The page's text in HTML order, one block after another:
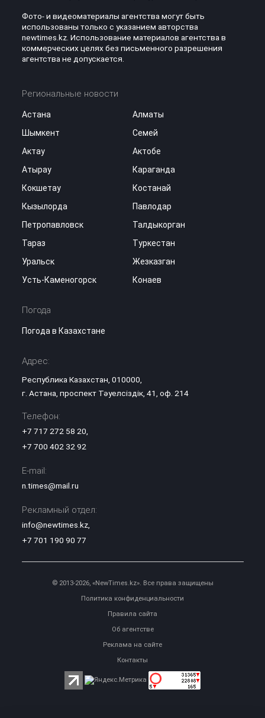
Фото- и видеоматериалы агентства могут быть
использованы только с указанием авторства
newtimes.kz. Использование материалов агентства в
коммерческих целях без письменного разрешения
агентства не допускается.
Региональные новости
Астана
Алматы
Шымкент
Семей
Актау
Актобе
Атырау
Караганда
Кокшетау
Костанай
Кызылорда
Павлодар
Петропавловск
Талдыкорган
Тараз
Туркестан
Уральск
Жезказган
Усть-Каменогорск
Конаев
Погода
Погода в Казахстане
Адрес:
Республика Казахстан, 010000,
г. Астана, проспект Тәуелсіздік, 41, оф. 214
Телефон:
+7 717 272 58 20
+7 700 402 32 92
E-mail:
n.times@mail.ru
Рекламный отдел:
info@newtimes.kz,
+7 701 190 90 77
© 2013-2026, «NewTimes.kz». Все права защищены
Политика конфиденциальности
Правила сайта
Об агентстве
Реклама на сайте
Контакты